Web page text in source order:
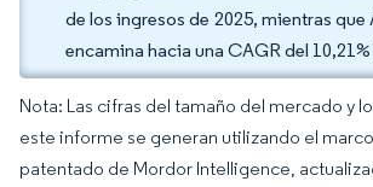
de los ingresos de 2025, mientras
encamina hacia una CAGR del
Nota: Las cifras del tamaño del mercado y
este informe se generan utilizando el
patentado de Mordor Intelligence,